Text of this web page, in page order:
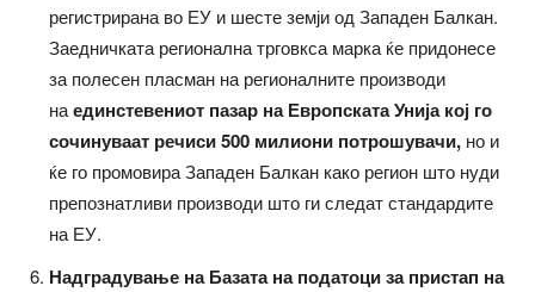
регистрирана во ЕУ и шесте земји од Западен Балкан.
Заедничката регионална трговкса марка ќе придонесе
за полесен пласман на регионалните производи
наединстевениот пазар на Европската Унија кој го
сочинуваат речиси 500 милиони потрошувачи, но и
ќе го промовира Западен Балкан како регион што нуди
препознатливи производи што ги следат стандардите
на ЕУ.
Надградување на Базата на податоци за пристап на